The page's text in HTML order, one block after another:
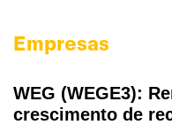
Empresas
WEG (WEGE3):
crescimento de